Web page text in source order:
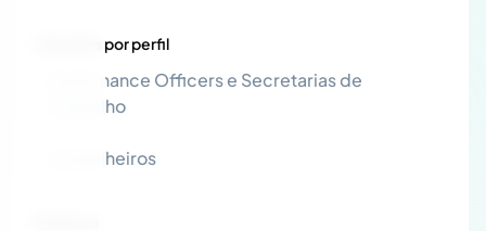
Soluções por perfil
Governance Officers e Secretarias de
Conselho
Conselheiros